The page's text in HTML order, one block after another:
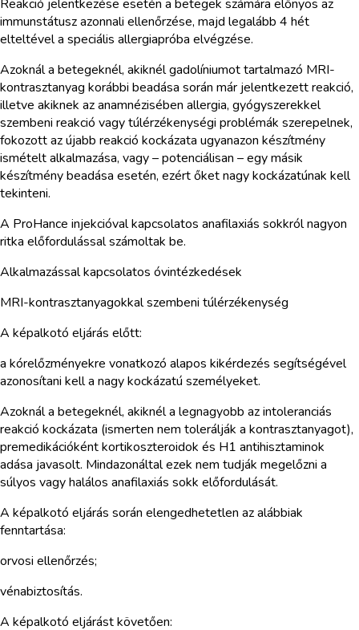
Reakció jelentkezése esetén a betegek számára előnyös az
immunstátusz azonnali ellenőrzése, majd legalább 4 hét
elteltével a speciális allergiapróba elvégzése.
Azoknál a betegeknél, akiknél gadolíniumot tartalmazó MRI-
kontrasztanyag korábbi beadása során már jelentkezett reakció,
illetve akiknek az anamnézisében allergia, gyógyszerekkel
szembeni reakció vagy túlérzékenységi problémák szerepelnek,
fokozott az újabb reakció kockázata ugyanazon készítmény
ismételt alkalmazása, vagy – potenciálisan – egy másik
készítmény beadása esetén, ezért őket nagy kockázatúnak kell
tekinteni.
A ProHance injekcióval kapcsolatos anafilaxiás sokkról nagyon
ritka előfordulással számoltak be.
Alkalmazással kapcsolatos óvintézkedések
MRI-kontrasztanyagokkal szembeni túlérzékenység
A képalkotó eljárás előtt:
a kórelőzményekre vonatkozó alapos kikérdezés segítségével
azonosítani kell a nagy kockázatú személyeket.
Azoknál a betegeknél, akiknél a legnagyobb az intoleranciás
reakció kockázata (ismerten nem tolerálják a kontrasztanyagot),
premedikációként kortikoszteroidok és H1 antihisztaminok
adása javasolt. Mindazonáltal ezek nem tudják megelőzni a
súlyos vagy halálos anafilaxiás sokk előfordulását.
A képalkotó eljárás során elengedhetetlen az alábbiak
fenntartása:
orvosi ellenőrzés;
vénabiztosítás.
A képalkotó eljárást követően: